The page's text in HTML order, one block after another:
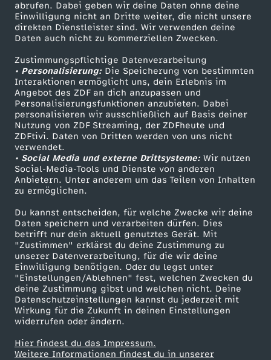
abrufen. Dabei geben wir deine Daten ohne deine
Einwilligung nicht an Dritte weiter, die nicht unsere
direkten Dienstleister sind. Wir verwenden deine
Daten auch nicht zu kommerziellen Zwecken.
Zustimmungspflichtige Datenverarbeitung
• Personalisierung:Die Speicherung von bestimmten
Interaktionen ermöglicht uns, dein Erlebnis im
Angebot des ZDF an dich anzupassen und
Personalisierungsfunktionen anzubieten. Dabei
personalisieren wir ausschließlich auf Basis deiner
Nutzung von ZDF Streaming, der ZDFheute und
ZDFtivi. Daten von Dritten werden von uns nicht
verwendet.
• Social Media und externe Drittsysteme:Wir nutzen
Social-Media-Tools und Dienste von anderen
Anbietern. Unter anderem um das Teilen von Inhalten
zu ermöglichen.
Du kannst entscheiden, für welche Zwecke wir deine
Daten speichern und verarbeiten dürfen. Dies
betrifft nur dein aktuell genutztes Gerät. Mit
"Zustimmen" erklärst du deine Zustimmung zu
unserer Datenverarbeitung, für die wir deine
Einwilligung benötigen. Oder du legst unter
"Einstellungen/Ablehnen" fest, welchen Zwecken du
deine Zustimmung gibst und welchen nicht. Deine
Datenschutzeinstellungen kannst du jederzeit mit
Wirkung für die Zukunft in deinen Einstellungen
widerrufen oder ändern.
Hier findest du das Impressum.
Weitere Informationen findest du in unserer
ZDF-Apps
Smart TV
ZDFtext
Livestreams
Sendungen A-Z
TV-Programm
ZDFmitreden
Kontakt zum ZDF
Tickets
Zuschauerservice
Hilfe
ZDF Unternehmen
Karriere
ZDF goes Schule
Werbefernsehen
Mainzelmännchen
Partner